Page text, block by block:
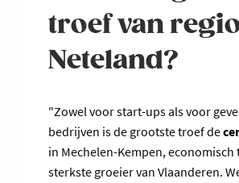
troef van
Neteland?
"Zowel voor start-ups als voor
bedrijven is de grootste troef de
in Mechelen-Kempen, economisch
sterkste groeier van Vlaanderen.